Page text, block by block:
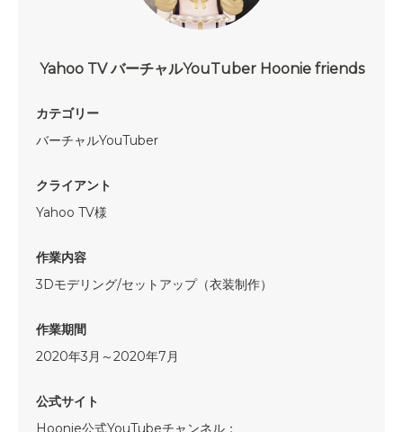
Yahoo TV バーチャルYouTuber Hoonie friends
カテゴリー
バーチャルYouTuber
クライアント
Yahoo TV様
作業内容
3Dモデリング/セットアップ（衣装制作）
作業期間
2020年3月～2020年7月
公式サイト
Hoonie公式YouTubeチャンネル：